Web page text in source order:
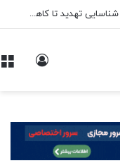
روش‌های جلوگیری از حملات Zero-Day؛ از شناسایی تهدید تا کاهش ریسک